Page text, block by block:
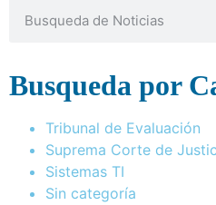
Busqueda por
Tribunal de Evaluación
Suprema Corte de
Sistemas TI
Sin categoría